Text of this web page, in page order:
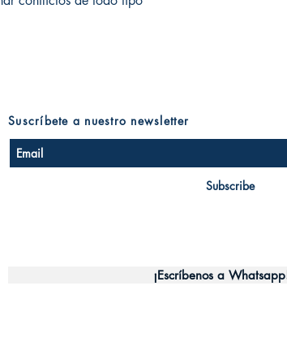
Subscribe
Suscríbete a nuestro newsletter
¡Escríbenos a